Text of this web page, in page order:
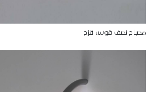
مصباح نصف قوس قزح